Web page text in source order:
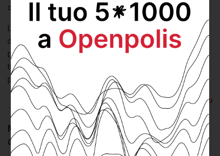
di attuazioni mancanti subisca una brusca impennata.
L’attuale esecutivo inoltre ha ereditato
371 decreti attuativi
da pubblicare attribuibili ai governi che hanno guidato il
paese nel corso della XVIII legislatura. Nello specifico si
tratta di21 attuazioni risalenti al primo governo Conte,
70
per il Conte II e
per il governo Draghi.
Torna su
Manca all’appello oltre il 20% dei decreti
attuativi